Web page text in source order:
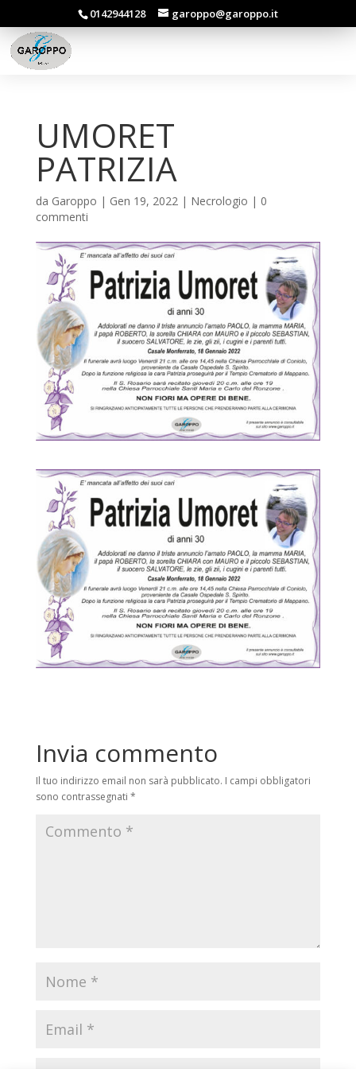
0142944128 garoppo@garoppo.it
UMORET
PATRIZIA
da Garoppo | Gen 19, 2022| Necrologio | 0
commenti
Invia commento
Il tuo indirizzo email non sarà pubblicato. I campi obbligatori
sono contrassegnati *